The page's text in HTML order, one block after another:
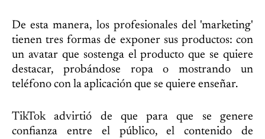
De esta manera, los profesionales del 'marketing'
tienen tres formas de exponer sus productos: con
un avatar que sostenga el producto que se quiere
destacar, probándose ropa o mostrando un
teléfono con la aplicación que se quiere enseñar.
TikTok advirtió de que para que se genere
confianza entre el público, el contenido de